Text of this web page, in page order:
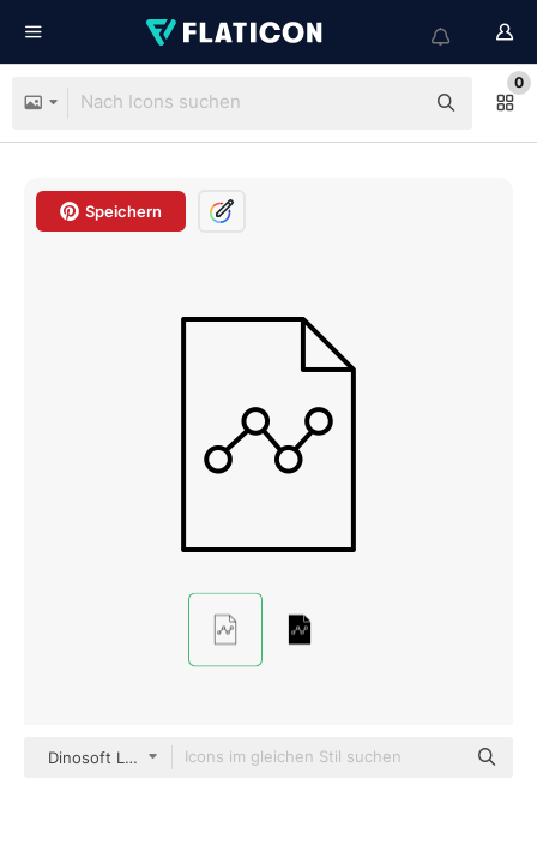
0
Speichern
Dinosoft Lineal